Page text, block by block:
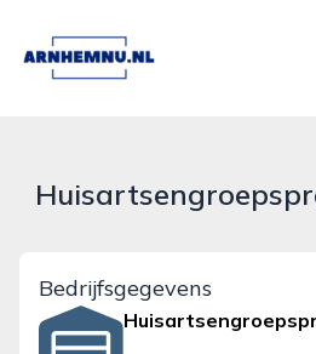
arnhemnu.nl
Bedrijfsgegevens